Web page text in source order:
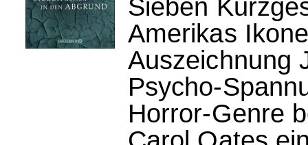
Sieben
Amerikas
Auszeichnung
Psycho-
Horror-Genre